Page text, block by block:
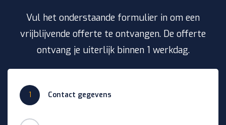
Vul het onderstaande formulier in om een
vrijblijvende offerte te ontvangen. De offerte
ontvang je uiterlijk binnen 1 werkdag.
1 Contact gegevens